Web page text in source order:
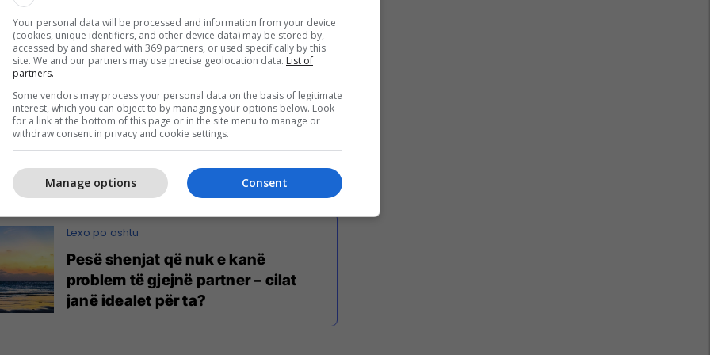
të lirë. Është shumë e vështirë për ju që t'i
një personi, madje edhe kur e bëni këtë, prireni
largoheni dhe t’i bëni gjërat sipas mënyrës suaj.
shqetësuese për partnerin. Merrni parasysh
përpara se ta ndryshoni statusin e marrëdhënies
për këtë?
Pesë shenjat që nuk e kanë
problem të gjejnë partner – cilat
janë idealet për ta?
Your personal data will be processed and information from your device
(cookies, unique identifiers, and other device data) may be stored by,
accessed by and shared with 369 partners, or used specifically by this
site. We and our partners may use precise geolocation data. List of
partners.
Some vendors may process your personal data on the basis of legitimate
interest, which you can object to by managing your options below. Look
for a link at the bottom of this page or in the site menu to manage or
withdraw consent in privacy and cookie settings.
Consent
Manage options